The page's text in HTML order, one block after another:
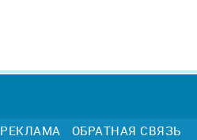
РЕКЛАМА ОБРАТНАЯ СВЯЗЬ